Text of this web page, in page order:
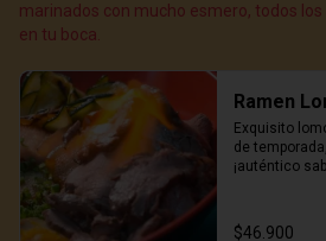
marinados con mucho esmero, todos
en tu boca.
Ramen
Exquisito
de
¡auténtico
$46.900